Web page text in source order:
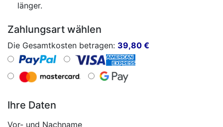
länger.
Zahlungsart wählen
Die Gesamtkosten betragen: 39,80 €
Ihre Daten
Vor- und Nachname